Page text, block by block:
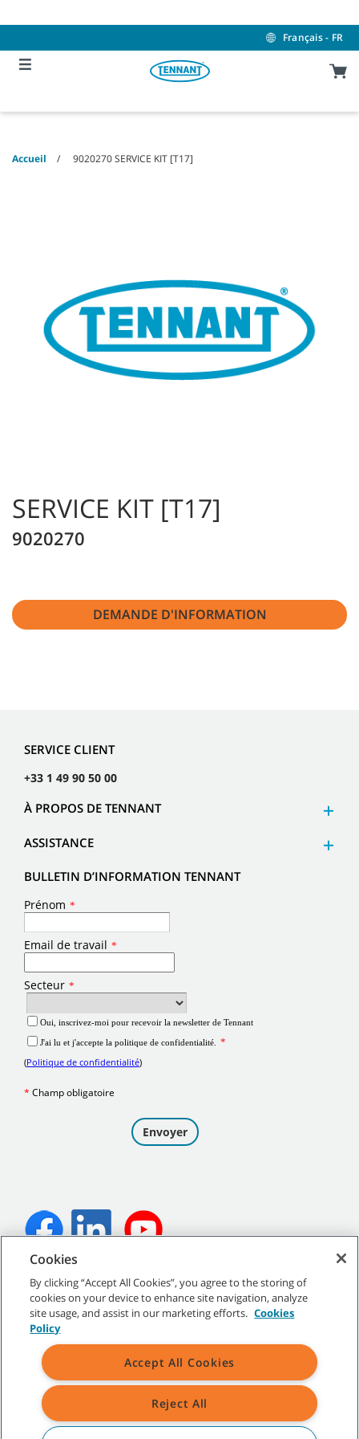
to
to
menu
Français - FR
Accueil 9020270 SERVICE KIT [T17]
SERVICE KIT [T17]
9020270
DEMANDE D'INFORMATION
SERVICE CLIENT
+33 1 49 90 50 00
À PROPOS DE TENNANT
ASSISTANCE
BULLETIN D’INFORMATION TENNANT
©2026Tennant Company. Tous droits réservés.
Plan du site Politiques générales Conditions d’utilisation
Conditions de vente
Toutes les marques de commerce et tous les logos de Tennant
indiqués sont la propriété de Tennant Company et/ou de ses
Cookies
By clicking “Accept All Cookies”, you agree to the storing of
cookies on your device to enhance site navigation, analyze
site usage, and assist in our marketing efforts. Cookies
Policy
Accept All Cookies
Reject All